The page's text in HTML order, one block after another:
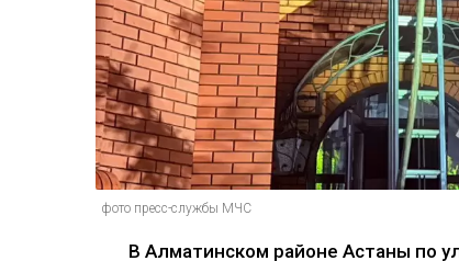
фото пресс-службы МЧС
В Алматинском районе Астаны по